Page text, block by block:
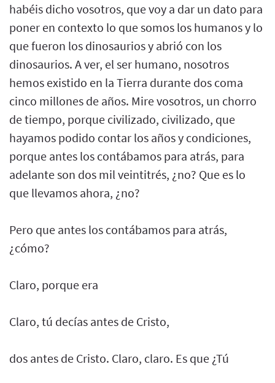
habéis dicho vosotros, que voy a dar un dato para
poner en contexto lo que somos los humanos y lo
que fueron los dinosaurios y abrió con los
dinosaurios. A ver, el ser humano, nosotros
hemos existido en la Tierra durante dos coma
cinco millones de años. Mire vosotros, un chorro
de tiempo, porque civilizado, civilizado, que
hayamos podido contar los años y condiciones,
porque antes los contábamos para atrás, para
adelante son dos mil veintitrés, ¿no? Que es lo
que llevamos ahora, ¿no?
Pero que antes los contábamos para atrás,
¿cómo?
Claro, porque era
Claro, tú decías antes de Cristo,
dos antes de Cristo. Claro, claro. Es que ¿Tú